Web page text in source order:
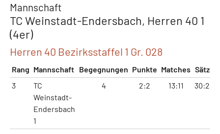
Mannschaft
TC Weinstadt-Endersbach, Herren 40 1
(4er)
Herren 40 Bezirksstaffel 1 Gr. 028
Rang Mannschaft Begegnungen Punkte Matches Sätze
3
TC
Weinstadt-
Endersbach
1
4 2:2 13:11 30:24